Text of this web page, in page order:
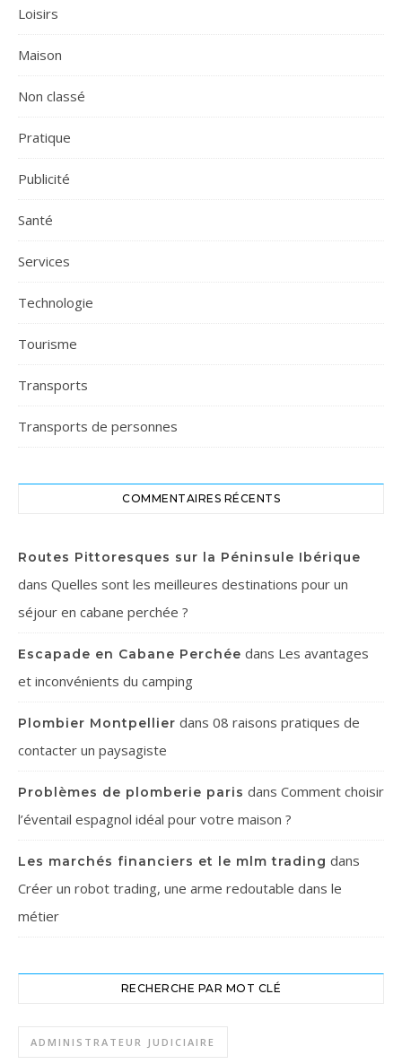
Loisirs
Maison
Non classé
Pratique
Publicité
Santé
Services
Technologie
Tourisme
Transports
Transports de personnes
COMMENTAIRES RÉCENTS
Routes Pittoresques sur la Péninsule Ibérique
dans Quelles sont les meilleures destinations pour un
séjour en cabane perchée ?
Escapade en Cabane Perchée dans Les avantages
et inconvénients du camping
Plombier Montpellier dans 08 raisons pratiques de
contacter un paysagiste
Problèmes de plomberie paris dans Comment choisir
l’éventail espagnol idéal pour votre maison ?
Les marchés financiers et le mlm trading dans
Créer un robot trading, une arme redoutable dans le
métier
RECHERCHE PAR MOT CLÉ
ADMINISTRATEUR JUDICIAIRE